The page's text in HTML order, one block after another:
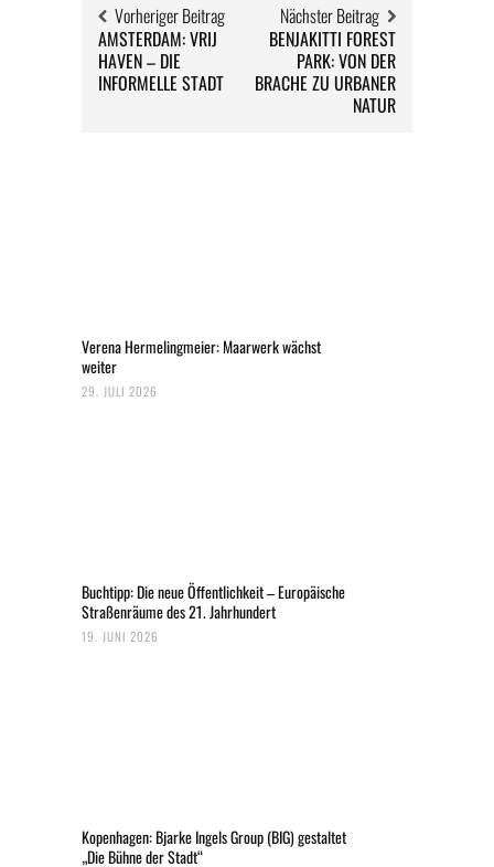
Vorheriger Beitrag
AMSTERDAM: VRIJ
HAVEN – DIE
INFORMELLE STADT
Nächster Beitrag
BENJAKITTI FOREST
PARK: VON DER
BRACHE ZU URBANER
NATUR
Verena Hermelingmeier: Maarwerk wächst
weiter
29. JULI 2026
Buchtipp: Die neue Öffentlichkeit – Europäische
Straßenräume des 21. Jahrhundert
19. JUNI 2026
Kopenhagen: Bjarke Ingels Group (BIG) gestaltet
„Die Bühne der Stadt“